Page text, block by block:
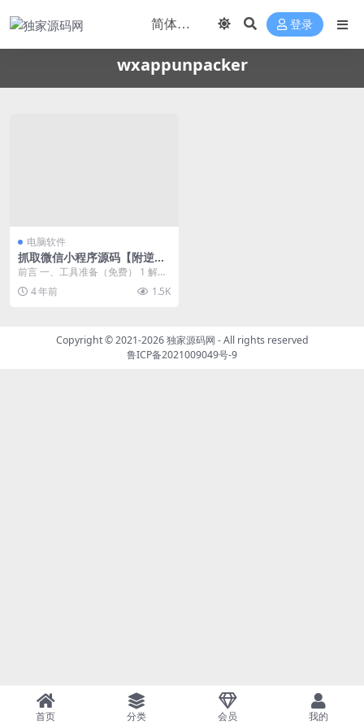
登录
wxappunpacker
电脑软件
抓取微信小程序源码【附逆向
工具wxappUnpacker使用方
前言 一、工具准备（免费） 1 解密
工具 2 逆向工具 二、解密小程序 1.
确认...4 年前 1.5K
Copyright © 2021-2026独家源码网 - All rights reserved
鲁ICP备2021009049号-9
首页 分类 会员 我的